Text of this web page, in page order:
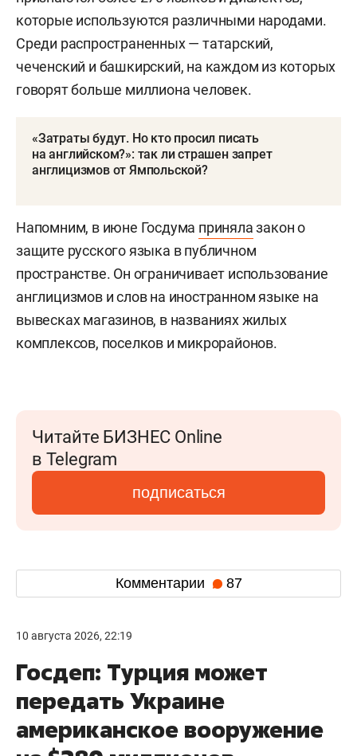
которые используются различными народами.
Среди распространенных — татарский,
чеченский и башкирский, на каждом из которых
говорят больше миллиона человек.
«Затраты будут. Но кто просил писать
на английском?»: так ли страшен запрет
англицизмов от Ямпольской?
Напомним, в июне Госдума принялазакон о
защите русского языка в публичном
пространстве. Он ограничивает использование
англицизмов и слов на иностранном языке на
вывесках магазинов, в названиях жилых
комплексов, поселков и микрорайонов.
Читайте БИЗНЕС Online
в Telegram
подписаться
Комментарии 87
10 августа 2026, 22:19
Госдеп: Турция может
передать Украине
американское вооружение